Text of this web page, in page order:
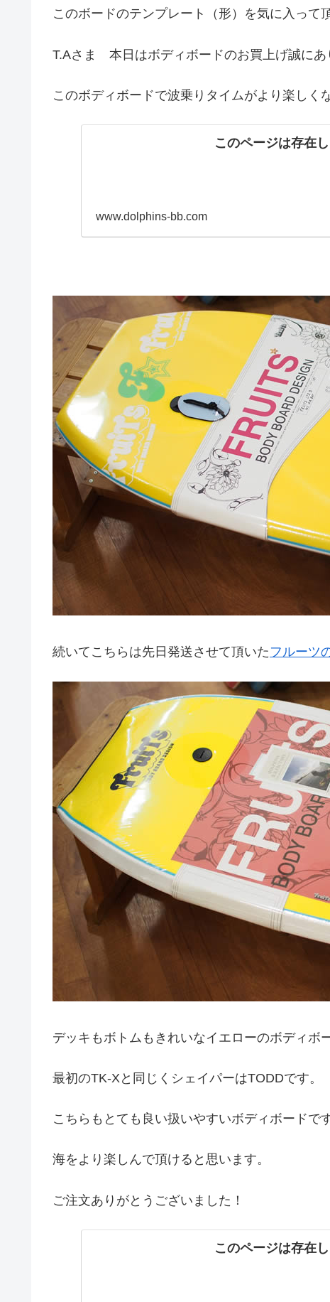
このボードのテンプレート（形）を気に入って
T.Aさま 本日はボディボードのお買上げ誠にあ
このボディボードで波乗りタイムがより楽しく
このページは存在
www.dolphins-bb.com
続いてこちらは先日発送させて頂いた フルーツ
デッキもボトムもきれいなイエローのボディボー
最初のTK-Xと同じくシェイパーはTODDです。
こちらもとても良い扱いやすいボディボードで
海をより楽しんで頂けると思います。
ご注文ありがとうございました！
このページは存在